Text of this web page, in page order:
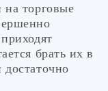
на торговые
брать их в